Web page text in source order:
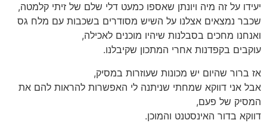
יעידו על זה מיה ויונתן שאספו כמעט דלי שלם של זיתי קלמטה,
שכבר נמצאים אצלנו על השיש מסודרים בשכבות עם מלח גס
ואנחנו מחכים בסבלנות שיהיו מוכנים לאכילה,
עוקבים בקפדנות אחרי המתכון שקיבלנו.
אז ברור שהיום יש מכונות שעוזרות במסיק,
אבל אני דווקא שמחתי שניתנה לי האפשרות להראות להם את
המסיק של פעם,
דווקא בדור האינסטנט והמוכן.